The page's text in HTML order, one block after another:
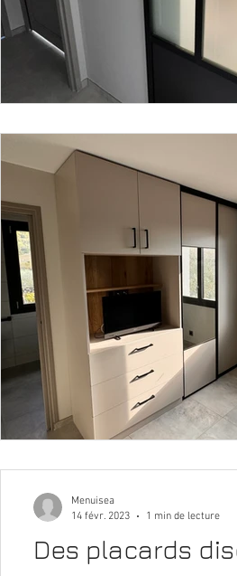
Des placards
Menuisea
14 févr. 2023
1 min de lecture